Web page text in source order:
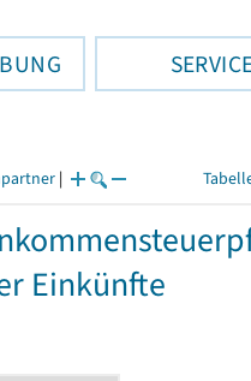
|
Einkünfte